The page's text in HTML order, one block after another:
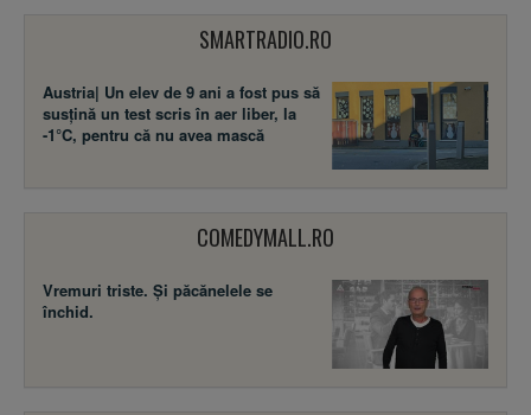
SMARTRADIO.RO
Austria| Un elev de 9 ani a fost pus să
susţină un test scris în aer liber, la
-1°C, pentru că nu avea mască
COMEDYMALL.RO
Vremuri triste. Şi păcănelele se
închid.